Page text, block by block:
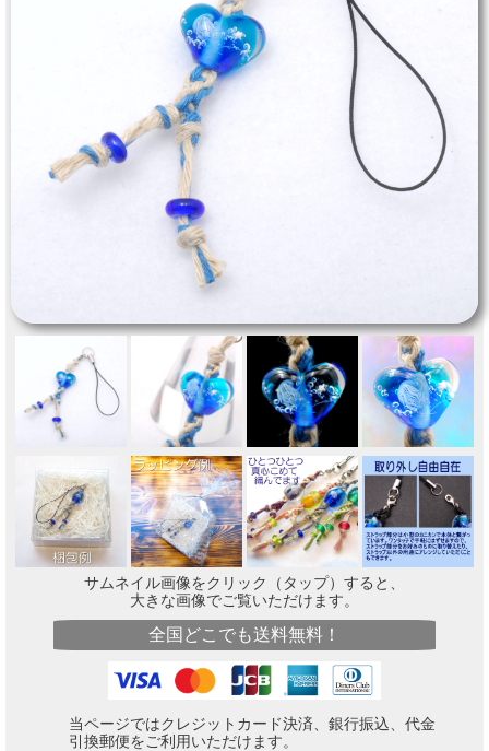
サムネイル画像をクリック（タップ）すると、
大きな画像でご覧いただけます。
全国どこでも送料無料！
当ページではクレジットカード決済、銀行振込、代金
引換郵便をご利用いただけます。